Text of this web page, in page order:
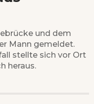
und dem
Mann gemeldet.
stellte sich vor Ort
heraus.